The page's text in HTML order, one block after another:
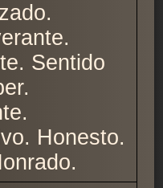
Sentido
Honesto.